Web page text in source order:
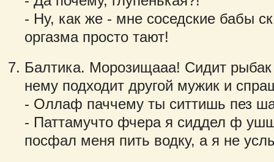
- Ну, как же - мне соседские бабы
оргазма просто тают!
Балтика. Морозищааа! Сидит
нему подходит другой мужик и
- Оллаф паччему ты ситтишь пез
- Паттамучто фчера я сиддел ф
посфал меня пить водку, а я не